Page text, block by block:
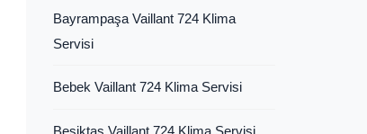
Bayrampaşa Vaillant 724 Klima
Servisi
Bebek Vaillant 724 Klima Servisi
Beşiktaş Vaillant 724 Klima Servisi